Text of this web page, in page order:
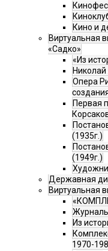
Кино и
Виртуальная
«Садко»
«Из
Опера
Первая
(1935г.)
(1949г.)
Державная
Виртуальная
Из
1970-